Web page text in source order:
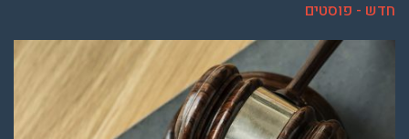
חדש - פוסטים